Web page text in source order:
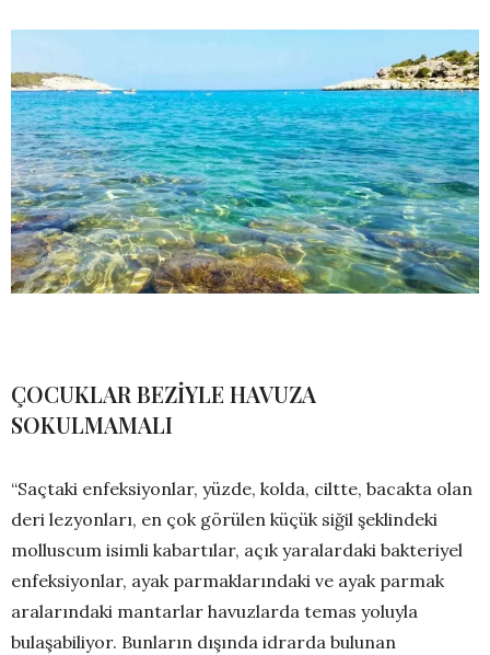
ÇOCUKLAR BEZİYLE HAVUZA
SOKULMAMALI
“Saçtaki enfeksiyonlar, yüzde, kolda, ciltte, bacakta olan
deri lezyonları, en çok görülen küçük siğil şeklindeki
molluscum isimli kabartılar, açık yaralardaki bakteriyel
enfeksiyonlar, ayak parmaklarındaki ve ayak parmak
aralarındaki mantarlar havuzlarda temas yoluyla
bulaşabiliyor. Bunların dışında idrarda bulunan